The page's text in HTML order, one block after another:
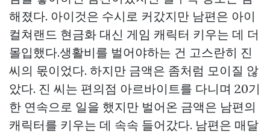
해졌다. 아이것은 수시로 커갔지만 남편은 아이
컬쳐랜드 현금화 대신 게임 캐릭터 키우는 데 더
몰입했다.생활비를 벌어야하는 건 고스란히 진
씨의 몫이었다. 하지만 금액은 좀처럼 모이질 않
았다. 진 씨는 편의점 아르바이트를 다니며 20기
한 연속으로 일을 했지만 벌어온 금액은 남편의
캐릭터를 키우는 데 속속 들어갔다. 남편은 매달